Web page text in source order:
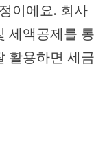
이에요. 회사
세액공제를 통
활용하면 세금